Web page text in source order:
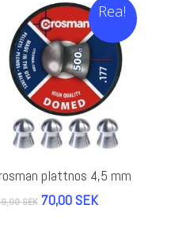
Rea!
plattnos 4,5 mm
SEK Det
70,00SEKDet